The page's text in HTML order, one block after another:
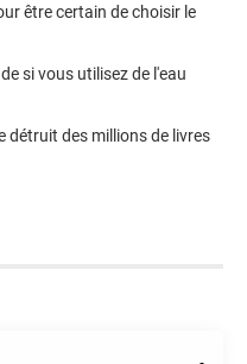
être certain de choisir le
si vous utilisez de l'eau
détruit des millions de livres